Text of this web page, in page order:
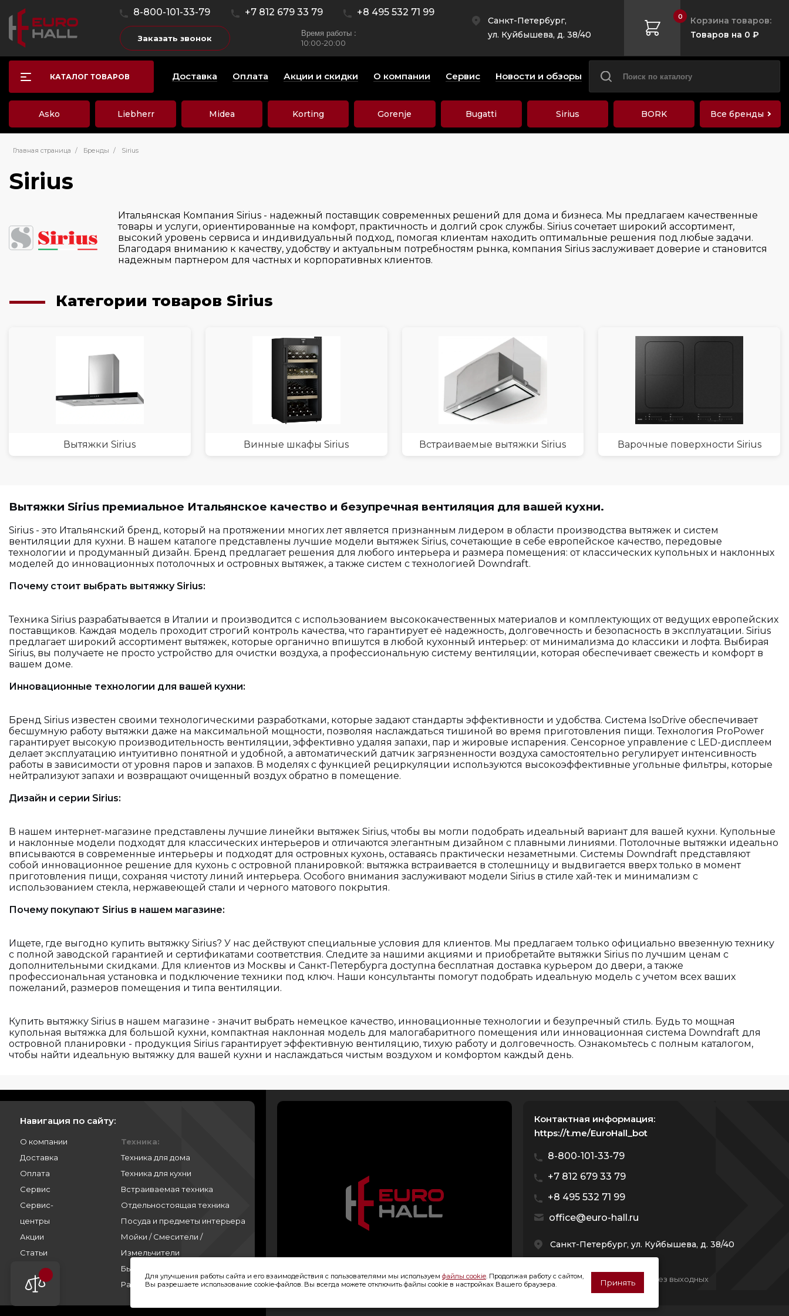
8-800-101-33-79 +7 812 679 33 79 +8 495 532 71 99
Заказать звонок Время работы :
10:00-20:00
Санкт-Петербург,
ул. Куйбышева, д. 38/40
0
Корзина товаров:
Товаров на 0 ₽
КАТАЛОГ ТОВАРОВ Доставка Оплата Акции и скидки О компании Сервис Новости и обзоры
Asko Liebherr Midea Korting Gorenje Bugatti Sirius BORK Все бренды
Главная страница / Бренды / Sirius
Sirius
Итальянская Компания Sirius - надежный поставщик современных решений для дома и бизнеса. Мы предлагаем качественные
товары и услуги, ориентированные на комфорт, практичность и долгий срок службы. Sirius сочетает широкий ассортимент,
высокий уровень сервиса и индивидуальный подход, помогая клиентам находить оптимальные решения под любые задачи.
Благодаря вниманию к качеству, удобству и актуальным потребностям рынка, компания Sirius заслуживает доверие и становится
надежным партнером для частных и корпоративных клиентов.
Категории товаров Sirius
Вытяжки Sirius Винные шкафы Sirius Встраиваемые вытяжки Sirius Варочные поверхности Sirius
Вытяжки Sirius премиальное Итальянское качество и безупречная вентиляция для вашей кухни.
Sirius - это Итальянский бренд, который на протяжении многих лет является признанным лидером в области производства вытяжек и систем
вентиляции для кухни. В нашем каталоге представлены лучшие модели вытяжек Sirius, сочетающие в себе европейское качество, передовые
технологии и продуманный дизайн. Бренд предлагает решения для любого интерьера и размера помещения: от классических купольных и наклонных
моделей до инновационных потолочных и островных вытяжек, а также систем с технологией Downdraft.
Почему стоит выбрать вытяжку Sirius:
Техника Sirius разрабатывается в Италии и производится с использованием высококачественных материалов и комплектующих от ведущих европейских
поставщиков. Каждая модель проходит строгий контроль качества, что гарантирует её надежность, долговечность и безопасность в эксплуатации. Sirius
предлагает широкий ассортимент вытяжек, которые органично впишутся в любой кухонный интерьер: от минимализма до классики и лофта. Выбирая
Sirius, вы получаете не просто устройство для очистки воздуха, а профессиональную систему вентиляции, которая обеспечивает свежесть и комфорт в
вашем доме.
Инновационные технологии для вашей кухни:
Бренд Sirius известен своими технологическими разработками, которые задают стандарты эффективности и удобства. Система IsoDrive обеспечивает
бесшумную работу вытяжки даже на максимальной мощности, позволяя наслаждаться тишиной во время приготовления пищи. Технология ProPower
гарантирует высокую производительность вентиляции, эффективно удаляя запахи, пар и жировые испарения. Сенсорное управление с LED-дисплеем
делает эксплуатацию интуитивно понятной и удобной, а автоматический датчик загрязненности воздуха самостоятельно регулирует интенсивность
работы в зависимости от уровня паров и запахов. В моделях с функцией рециркуляции используются высокоэффективные угольные фильтры, которые
нейтрализуют запахи и возвращают очищенный воздух обратно в помещение.
Дизайн и серии Sirius:
В нашем интернет-магазине представлены лучшие линейки вытяжек Sirius, чтобы вы могли подобрать идеальный вариант для вашей кухни. Купольные
и наклонные модели подходят для классических интерьеров и отличаются элегантным дизайном с плавными линиями. Потолочные вытяжки идеально
вписываются в современные интерьеры и подходят для островных кухонь, оставаясь практически незаметными. Системы Downdraft представляют
собой инновационное решение для кухонь с островной планировкой: вытяжка встраивается в столешницу и выдвигается вверх только в момент
приготовления пищи, сохраняя чистоту линий интерьера. Особого внимания заслуживают модели Sirius в стиле хай-тек и минимализм с
использованием стекла, нержавеющей стали и черного матового покрытия.
Почему покупают Sirius в нашем магазине:
Ищете, где выгодно купить вытяжку Sirius? У нас действуют специальные условия для клиентов. Мы предлагаем только официально ввезенную технику
с полной заводской гарантией и сертификатами соответствия. Следите за нашими акциями и приобретайте вытяжки Sirius по лучшим ценам с
дополнительными скидками. Для клиентов из Москвы и Санкт-Петербурга доступна бесплатная доставка курьером до двери, а также
профессиональная установка и подключение техники под ключ. Наши консультанты помогут подобрать идеальную модель с учетом всех ваших
пожеланий, размеров помещения и типа вентиляции.
Купить вытяжку Sirius в нашем магазине - значит выбрать немецкое качество, инновационные технологии и безупречный стиль. Будь то мощная
купольная вытяжка для большой кухни, компактная наклонная модель для малогабаритного помещения или инновационная система Downdraft для
островной планировки - продукция Sirius гарантирует эффективную вентиляцию, тихую работу и долговечность. Ознакомьтесь с полным каталогом,
чтобы найти идеальную вытяжку для вашей кухни и наслаждаться чистым воздухом и комфортом каждый день.
Навигация по сайту:
О компании
Доставка
Оплата
Сервис
Сервис-
центры
Акции
Статьи
Контакты
Войти
Техника:
Техника для дома
Техника для кухни
Встраиваемая техника
Отдельностоящая техника
Посуда и предметы интерьера
Мойки / Смесители /
Измельчители
Бытовая химия
Распродажа
Контактная информация:
https://t.me/EuroHall_bot
8-800-101-33-79
+7 812 679 33 79
+8 495 532 71 99
office@euro-hall.ru
Санкт-Петербург, ул. Куйбышева, д. 38/40
Мы работаем с 10:00 — 20:00 без выходных
© 2026 Премиум Групп. Все права защищены.
Для улучшения работы сайта и его взаимодействия с пользователями мы используем файлы cookie. Продолжая работу с сайтом,
Вы разрешаете использование cookie-файлов. Вы всегда можете отключить файлы cookie в настройках Вашего браузера.
Принять